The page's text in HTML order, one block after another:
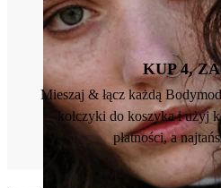
KUP 4,
Mieszaj & łącz każdą
kolczyki do koszyka i użyj
płatności, a